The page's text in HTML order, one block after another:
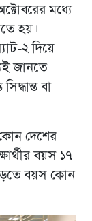
মধ্যে
হয়।
২ দিয়ে
জানতে
বা
দেশের
বয়স ১৭
পড়তে বয়স কোন